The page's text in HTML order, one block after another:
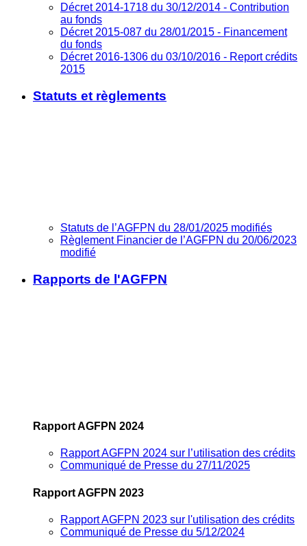
Décret 2014-1718 du 30/12/2014 - Contribution
au fonds
Décret 2015-087 du 28/01/2015 - Financement
du fonds
Décret 2016-1306 du 03/10/2016 - Report crédits
2015
Statuts et règlements
Statuts de l’AGFPN du 28/01/2025 modifiés
Règlement Financier de l’AGFPN du 20/06/2023
modifié
Rapports de l'AGFPN
Rapport AGFPN 2024
Rapport AGFPN 2024 sur l’utilisation des crédits
Communiqué de Presse du 27/11/2025
Rapport AGFPN 2023
Rapport AGFPN 2023 sur l'utilisation des crédits
Communiqué de Presse du 5/12/2024